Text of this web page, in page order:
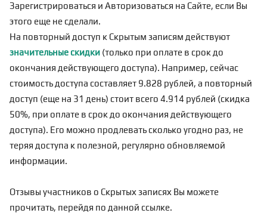
Зарегистрироваться и Авторизоваться на Сайте, если Вы
этого еще не сделали.
На повторный доступ к Скрытым записям действуют
значительные скидки (только при оплате в срок до
окончания действующего доступа). Например, сейчас
стоимость доступа составляет 9.828 рублей, а повторный
доступ (еще на 31 день) стоит всего 4.914 рублей (скидка
50%, при оплате в срок до окончания действующего
доступа). Его можно продлевать сколько угодно раз, не
теряя доступа к полезной, регулярно обновляемой
информации.
Отзывы участников о Скрытых записях Вы можете
прочитать, перейдя по данной ссылке.